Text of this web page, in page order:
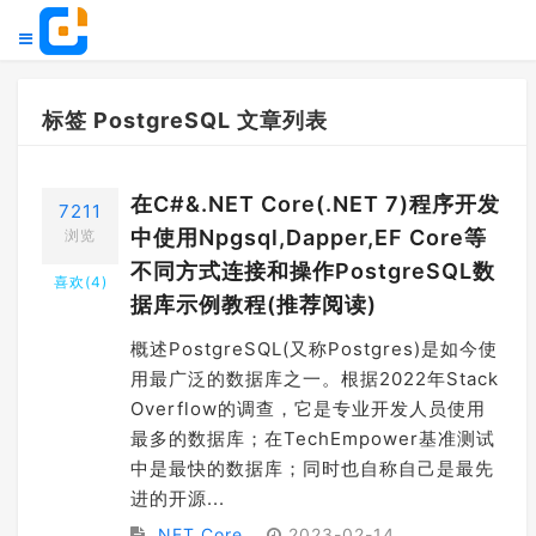
标签 PostgreSQL 文章列表
7211
浏览
喜欢(4)
在C#&.NET Core(.NET 7)程序开发
中使用Npgsql,Dapper,EF Core等
不同方式连接和操作PostgreSQL数
据库示例教程(推荐阅读)
概述PostgreSQL(又称Postgres)是如今使
用最广泛的数据库之一。根据2022年Stack
Overflow的调查，它是专业开发人员使用
最多的数据库；在TechEmpower基准测试
中是最快的数据库；同时也自称自己是最先
进的开源...